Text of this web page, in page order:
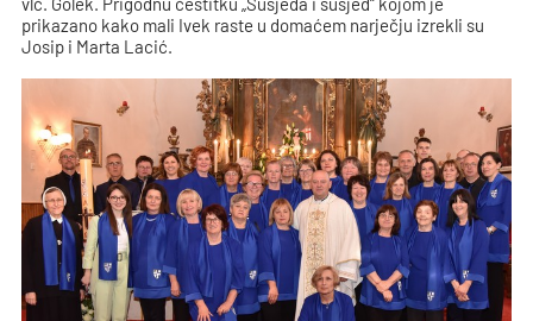
prikazano kako mali Ivek raste u domaćem narječju izrekli su
Josip i Marta Lacić.